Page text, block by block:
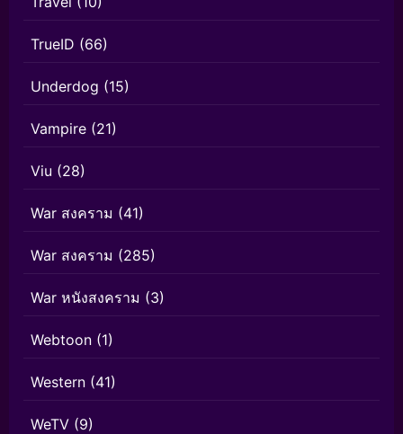
TrueID (66)
Underdog (15)
Vampire (21)
Viu (28)
War สงคราม (41)
War สงคราม (285)
War หนังสงคราม (3)
Webtoon (1)
Western (41)
WeTV (9)